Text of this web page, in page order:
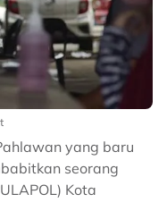
yang baru
seorang
Kota